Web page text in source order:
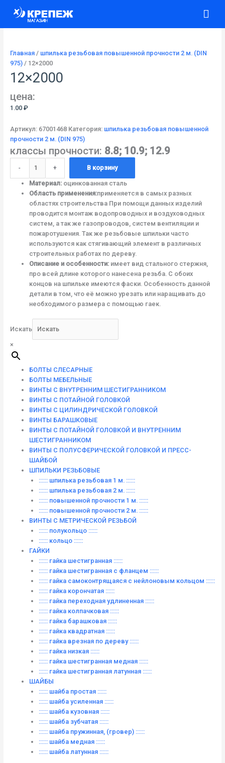
содержимому
Главная/ шпилька резьбовая повышенной прочности 2 м. (DIN
975)/ 12×2000
12×2000
цена:
1.00 ₽
Артикул: 67001468 Категория: шпилька резьбовая повышенной
прочности 2 м. (DIN 975)
классы прочности: 8.8; 10.9; 12.9
-
товара
12x2000
+ В корзину
Материал:оцинкованная сталь
Область применения:применяется в самых разных
областях строительства При помощи данных изделий
проводится монтаж водопроводных и воздуховодных
систем, а так же газопроводов, систем вентиляции и
пожаротушения. Так же резьбовые шпильки часто
используются как стягивающий элемент в различных
строительных работах по дереву.
Описание и особенности:имеет вид стального стержня,
про всей длине которого нанесена резьба. С обоих
концов на шпильке имеются фаски. Особенность данной
детали в том, что её можно урезать или наращивать до
необходимого размера с помощью гаек.
Искать
×
БОЛТЫ СЛЕСАРНЫЕ
БОЛТЫ МЕБЕЛЬНЫЕ
ВИНТЫ С ВНУТРЕННИМ ШЕСТИГРАННИКОМ
ВИНТЫ С ПОТАЙНОЙ ГОЛОВКОЙ
ВИНТЫ С ЦИЛИНДРИЧЕСКОЙ ГОЛОВКОЙ
ВИНТЫ БАРАШКОВЫЕ
ВИНТЫ С ПОТАЙНОЙ ГОЛОВКОЙ И ВНУТРЕННИМ
ШЕСТИГРАННИКОМ
ВИНТЫ С ПОЛУСФЕРИЧЕСКОЙ ГОЛОВКОЙ И ПРЕСС-
ШАЙБОЙ
ШПИЛЬКИ РЕЗЬБОВЫЕ
:::::: шпилька резьбовая 1 м. ::::::
:::::: шпилька резьбовая 2 м. ::::::
:::::: повышенной прочности 1 м. ::::::
:::::: повышенной прочности 2 м. ::::::
ВИНТЫ C МЕТРИЧЕСКОЙ РЕЗЬБОЙ
:::::: полукольцо ::::::
:::::: кольцо ::::::
ГАЙКИ
:::::: гайка шестигранная ::::::
:::::: гайка шестигранная с фланцем ::::::
:::::: гайка самоконтрящаяся с нейлоновым кольцом ::::::
:::::: гайка корончатая ::::::
:::::: гайка переходная удлиненная ::::::
:::::: гайка колпачковая ::::::
:::::: гайка барашковая ::::::
:::::: гайка квадратная ::::::
:::::: гайка врезная по дереву ::::::
:::::: гайка низкая ::::::
:::::: гайка шестигранная медная ::::::
:::::: гайка шестигранная латунная ::::::
ШАЙБЫ
:::::: шайба простая ::::::
:::::: шайба усиленная ::::::
:::::: шайба кузовная ::::::
:::::: шайба зубчатая ::::::
:::::: шайба пружинная, (гровер) ::::::
:::::: шайба медная ::::::
:::::: шайба латунная ::::::